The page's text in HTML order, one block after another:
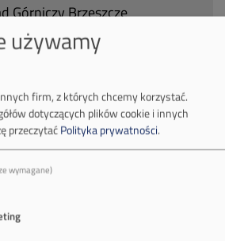
Górniczy Brzeszcze
ul.Kościuszki 1
620 Brzeszcze
dla mediów:
media@pkw-sa.pl
+48 32 618 56 02
piątek 7:00-15:00)
używamy
firm, z których chcemy korzystać.
dotyczących plików cookie i innych
przeczytaćPolityka prywatności.
wymagane)